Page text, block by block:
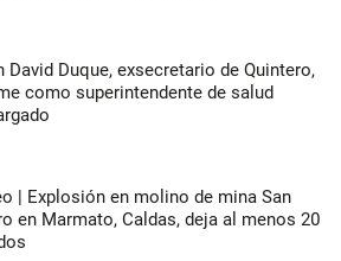
David Duque, exsecretario de Quintero,
como superintendente de salud
| Explosión en molino de mina San
en Marmato, Caldas, deja al menos 20